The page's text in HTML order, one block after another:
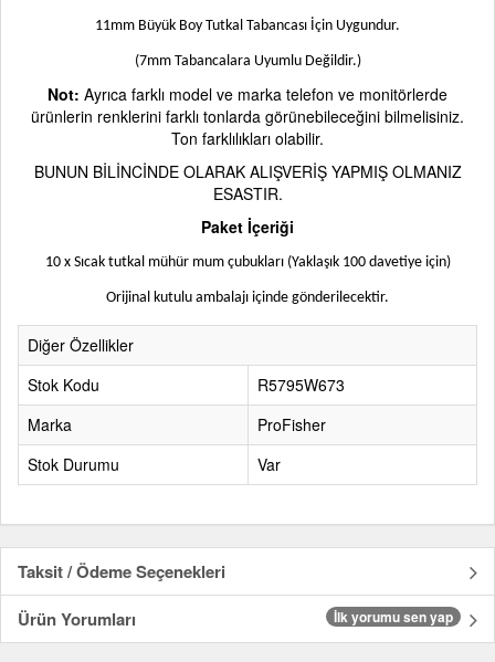
11mm Büyük Boy Tutkal Tabancası İçin Uygundur.
(7mm Tabancalara Uyumlu Değildir.)
Not: Ayrıca farklı model ve marka telefon ve monitörlerde
ürünlerin renklerini farklı tonlarda görünebileceğini bilmelisiniz.
Ton farklılıkları olabilir.
BUNUN BİLİNCİNDE OLARAK ALIŞVERİŞ YAPMIŞ OLMANIZ
ESASTIR.
Paket İçeriği
10 x Sıcak tutkal mühür mum çubukları (Yaklaşık 100 davetiye için)
Orijinal kutulu ambalajı içinde gönderilecektir.
Diğer Özellikler
Stok Kodu
R5795W673
Marka
ProFisher
Stok Durumu
Var
Taksit / Ödeme Seçenekleri
Ürün Yorumları
İlk yorumu sen yap